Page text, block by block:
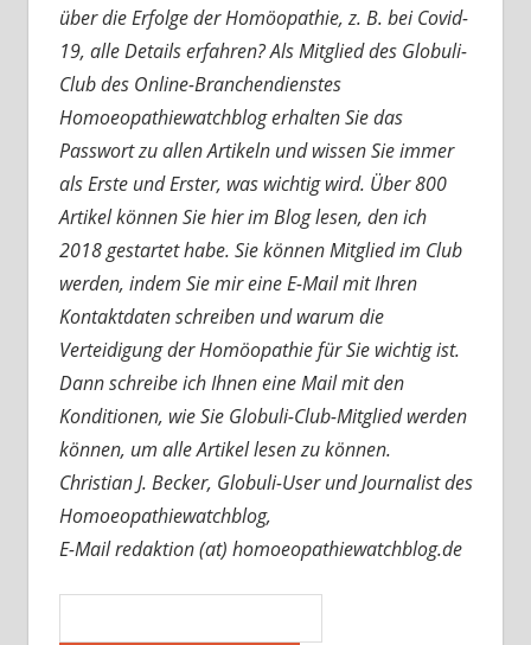
über die Erfolge der Homöopathie, z. B. bei Covid-
19, alle Details erfahren? Als Mitglied des Globuli-
Club des Online-Branchendienstes
Homoeopathiewatchblog erhalten Sie das
Passwort zu allen Artikeln und wissen Sie immer
als Erste und Erster, was wichtig wird. Über 800
Artikel können Sie hier im Blog lesen, den ich
2018 gestartet habe. Sie können Mitglied im Club
werden, indem Sie mir eine E-Mail mit Ihren
Kontaktdaten schreiben und warum die
Verteidigung der Homöopathie für Sie wichtig ist.
Dann schreibe ich Ihnen eine Mail mit den
Konditionen, wie Sie Globuli-Club-Mitglied werden
können, um alle Artikel lesen zu können.
Christian J. Becker, Globuli-User und Journalist des
Homoeopathiewatchblog,
E-Mail redaktion (at) homoeopathiewatchblog.de